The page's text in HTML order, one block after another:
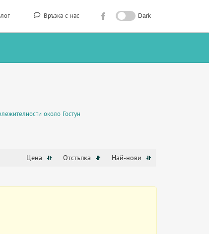
Връзка с нас Dark
около Гостун
Цена Отстъпка Най-нови